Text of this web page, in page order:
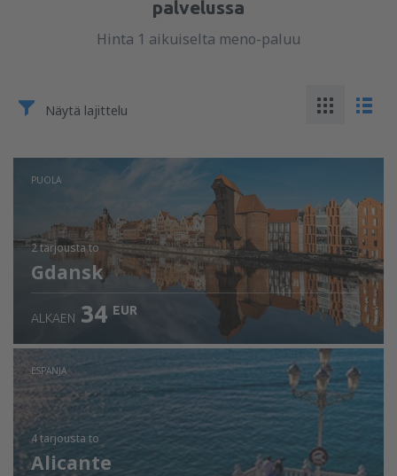
palvelussa
Hinta 1 aikuiselta meno-paluu
Näytä lajittelu
PUOLA
2 tarjousta to
Gdansk
ALKAEN 34 EUR
ESPANJA
4 tarjousta to
Alicante